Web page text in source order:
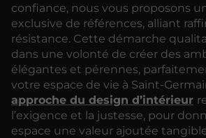
confiance, nous vous proposons
exclusive de références, alliant
résistance. Cette démarche
dans une volonté de créer des
élégantes et pérennes,
votre espace de vie à Saint-
approche du design d’intérieur
l’exigence et la justesse, pour
espace une valeur ajoutée